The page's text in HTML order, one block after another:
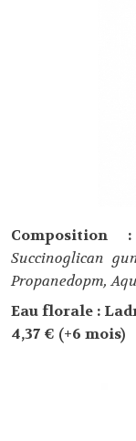
Succinoglican
Propanedopm,
Eau florale :
4,37 € (+6 mois)